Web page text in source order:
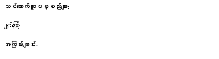
သင်ထောက်ကူပစ္စည်းများ:
ဂျုံကြော်
အကြမ်းဖျင်း-